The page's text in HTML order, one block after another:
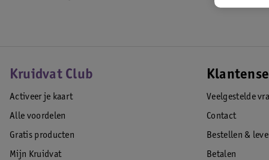
Kruidvat Club
Activeer je kaart
Alle voordelen
Gratis producten
Mijn Kruidvat
Veelgestelde
Contact
Bestellen &
Betalen